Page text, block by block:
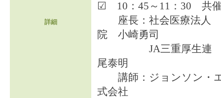
詳細
☑ 10：45～11：30 共
座長：社会医療法人
院 小崎勇司
JA三重厚生連 松
尾泰明
講師：ジョンソン・
式会社